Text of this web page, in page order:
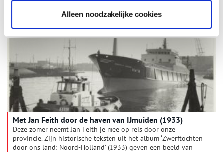
Alleen noodzakelijke cookies
zonnige duinen, drukke pleinen en pittoreske polders. Deze
week: ‘Wandelen door Haarlem’s duinstreek’.
Met Jan Feith door de haven van IJmuiden (1933)
Deze zomer neemt Jan Feith je mee op reis door onze
provincie. Zijn historische teksten uit het album ‘Zwerftochten
door ons land: Noord-Holland’ (1933) geven een beeld van